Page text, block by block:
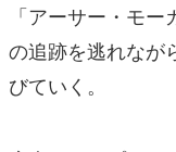
「アーサー・モ
の追跡を逃れなが
びていく。